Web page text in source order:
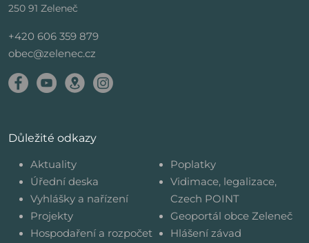
250 91 Zeleneč
+420 606 359 879
obec@zelenec.cz
Důležité odkazy
Aktuality
Úřední deska
Vyhlášky a nařízení
Projekty
Hospodaření a rozpočet
Poplatky
Vidimace, legalizace,
Czech POINT
Geoportál obce Zeleneč
Hlášení závad